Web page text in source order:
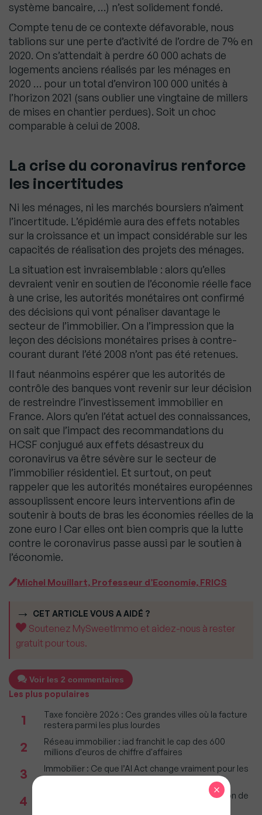
système bancaire, …) n’est solidement fondé.
Compte tenu de ce contexte défavorable, nous
tablions sur une perte d’activité de l’ordre de 7% en
2020. On s’attendait à perdre 60 000 achats de
logements anciens réalisés par les ménages en
2020 … pour un total d’environ 100 000 unités à
l’horizon 2021 (sans oublier une vingtaine de millers
de mises en chantier perdues). Soit un choc
comparable à celui de 2008.
La crise du coronavirus renforce
les incertitudes
Ni les ménages, ni les marchés boursiers n’aiment
l’incertitude. L’épidémie aura des effets notables
sur la croissance et un impact considérable sur les
capacités de réalisation des projets des ménages.
La situation est invraisemblable : alors qu’elles
devraient venir en soutien de l’économie réelle face
à une crise, les autorités monétaires ont confirmé
des décisions qui vont pénaliser davantage le
secteur de l’immobilier. On a l’impression que la
leçon des décisions monétaires prises à contre-
courant durant l’été 2008 n’ont pas été retenues.
Il faut néanmoins espérer que les autorités de
contrôle des banques vont revenir sur leur décision
de restreindre l’investissement immobilier en
France. Alors qu’en l’état actuel des connaissances,
on sait que l’impact des recommandations du
HCSF conjugué aux effets désastreux du
coronavirus va être sévère sur le secteur de
l’immobilier résidentiel. Et surtout, on peut
rappeler que les autorités monétaires européennes
assouplissent encore leurs interventions afin de
soutenir à bouts de bras les économies réelles de la
zone euro ! Car elles ont bien compris que la lutte
contre le coronavirus passe aussi par le soutien à
l’économie.
Michel Mouillart, Professeur d’Economie, FRICS
CET ARTICLE VOUS A AIDÉ ?
Soutenez MySweetImmo et aidez-nous à rester
gratuit pour tous.
Voir les 2 commentaires
Les plus populaires
1
Taxe foncière 2026 : Ces grandes villes où la facture
restera parmi les plus lourdes
2
Réseau immobilier : iad franchit le cap des 600
millions d'euros de chiffre d'affaires
3
Immobilier : Ce que l’AI Act change vraiment pour les
agences depuis le 2 août 2026
4
Incendies : Quels sont vos droits si votre location de
×